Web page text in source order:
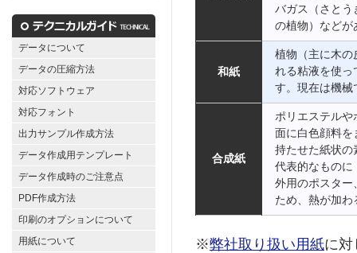
データについて
データの圧縮方法
対応ソフトウェア
対応フォント
出力サンプル作成方法
データ作成用テンプレート
データ作成時のご注意点
PDF作成方法
印刷のオプションについて
用紙について
バガス（さとう
の植物）などが
和紙
植物（主に木の
れる粘液を使っ
す。現在は機械
合成紙
ポリエステル
面に白色顔料を
持たせた紙状の
代表的なものに
外用のポスター
ため、熱が加
※弊社取り扱い用紙に対